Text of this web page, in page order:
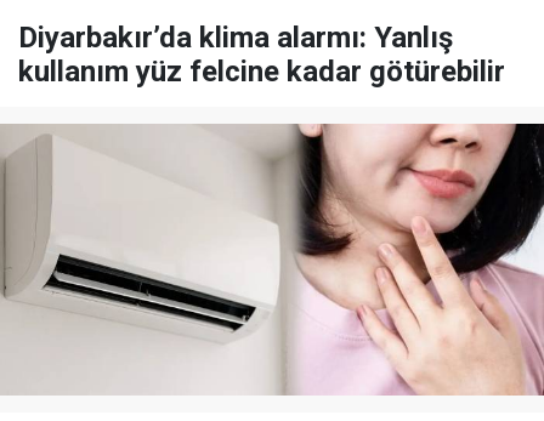
Diyarbakır’da klima alarmı: Yanlış
kullanım yüz felcine kadar götürebilir